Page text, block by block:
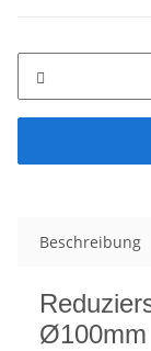
Beschreibung
Ø100mm